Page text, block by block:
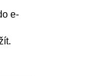
e-